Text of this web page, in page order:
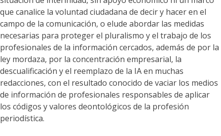
que canalice la voluntad ciudadana de decir y hacer en el
campo de la comunicación, o elude abordar las medidas
necesarias para proteger el pluralismo y el trabajo de los
profesionales de la información cercados, además de por la
ley mordaza, por la concentración empresarial, la
descualificación y el reemplazo de la IA en muchas
redacciones, con el resultado conocido de vaciar los medios
de información de profesionales responsables de aplicar
los códigos y valores deontológicos de la profesión
periodística.